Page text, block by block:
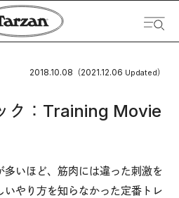
2018.10.08 （2021.12.06 Updated）
ク：Training Movie
多いほど、筋肉には違った刺激を
やり方を知らなかった定番トレ